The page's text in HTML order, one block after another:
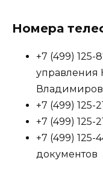
Номера
+7 (499)
управления
+7 (499)
+7 (499)
+7 (499) 125-
документов